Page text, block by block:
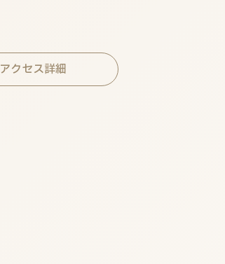
アクセス詳細